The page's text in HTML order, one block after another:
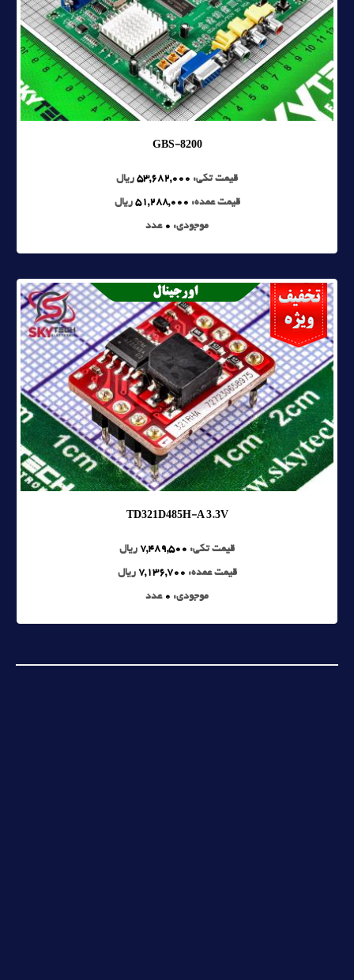
GBS-8200
قیمت تکی: 53,682,000 ریال
قیمت عمده: 51,288,000 ریال
موجودی: 0 عدد
TD321D485H-A 3.3V
قیمت تکی: 7,489,500 ریال
قیمت عمده: 7,136,700 ریال
موجودی: 0 عدد